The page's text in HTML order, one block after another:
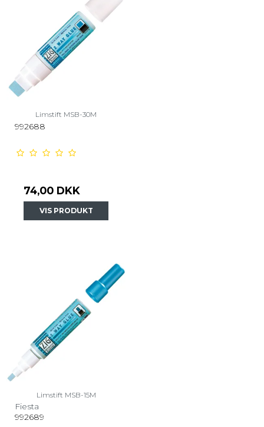
Limstift MSB-30M
992688
74,00 DKK
VIS PRODUKT
Limstift MSB-15M
Fiesta
992689